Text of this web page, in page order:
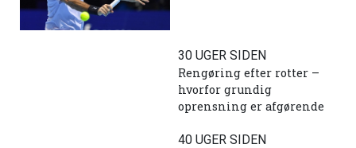
30 UGER SIDEN
Rengøring efter rotter –
hvorfor grundig
oprensning er afgørende
40 UGER SIDEN